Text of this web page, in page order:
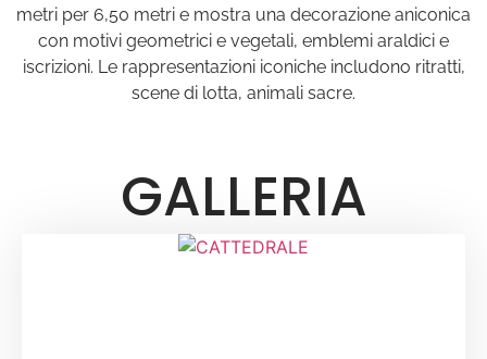
metri per 6,50 metri e mostra una decorazione aniconica
con motivi geometrici e vegetali, emblemi araldici e
iscrizioni. Le rappresentazioni iconiche includono ritratti,
scene di lotta, animali sacre.
GALLERIA